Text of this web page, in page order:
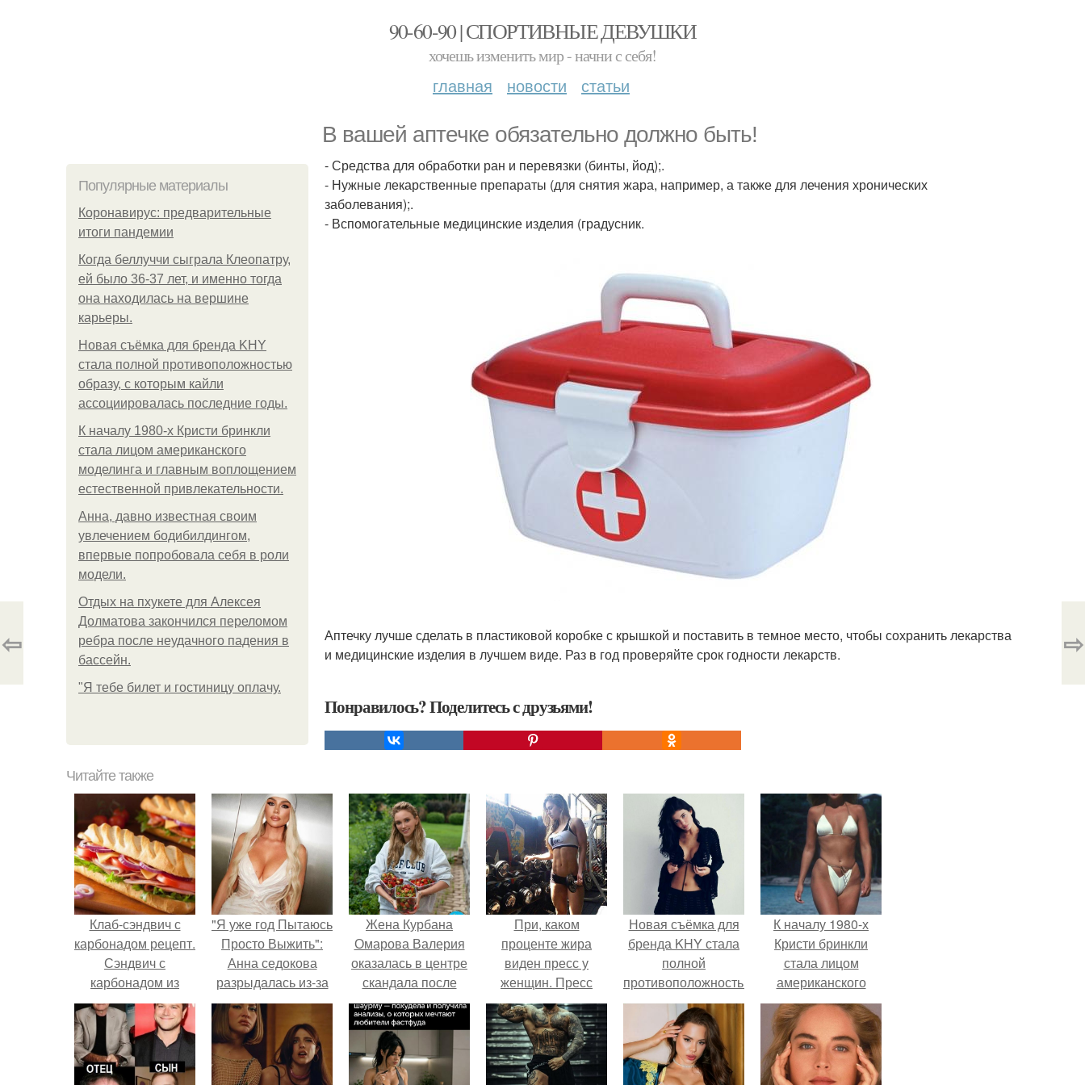
90-60-90 | СПОРТИВНЫЕ ДЕВУШКИ
хочешь изменить мир - начни с себя!
главная новости статьи
В вашей аптечке обязательно должно быть!
Популярные материалы
Коронавирус: предварительные
итоги пандемии
Когда беллуччи сыграла Клеопатру,
ей было 36-37 лет, и именно тогда
она находилась на вершине
карьеры.
Новая съёмка для бренда KHY
стала полной противоположностью
образу, с которым кайли
ассоциировалась последние годы.
К началу 1980-х Кристи бринкли
стала лицом американского
моделинга и главным воплощением
естественной привлекательности.
Анна, давно известная своим
увлечением бодибилдингом,
впервые попробовала себя в роли
модели.
Отдых на пхукете для Алексея
Долматова закончился переломом
ребра после неудачного падения в
бассейн.
"Я тебе билет и гостиницу оплачу.
- Средства для обработки ран и перевязки (бинты, йод);.
- Нужные лекарственные препараты (для снятия жара, например, а также для лечения хронических
заболевания);.
- Вспомогательные медицинские изделия (градусник.
Аптечку лучше сделать в пластиковой коробке с крышкой и поставить в темное место, чтобы сохранить лекарства
и медицинские изделия в лучшем виде. Раз в год проверяйте срок годности лекарств.
Понравилось? Поделитесь с друзьями!
⇦ ⇨
Читайте также
Клаб-сэндвич с
карбонадом рецепт.
Сэндвич с
карбонадом из
цельнозернового
хлеба
"Я уже год Пытаюсь
Просто Выжить":
Анна седокова
разрыдалась из-за
жесткой травли и
проклятий в сети.
Жена Курбана
Омарова Валерия
оказалась в центре
скандала после
визита блогера
Марины ильиной в
её
косметологическую
клинику.
При, каком
проценте жира
виден пресс у
женщин. Пресс
кубиками есть у
каждого, но обычно
они скрыты под
слоем жира.
Новая съёмка для
бренда KHY стала
полной
противоположностью
образу, с которым
кайли
ассоциировалась
последние годы.
К началу 1980-х
Кристи бринкли
стала лицом
американского
моделинга и
главным
воплощением
естественной
привлекательности.